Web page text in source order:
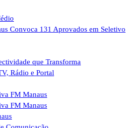
Convoca 131 Aprovados em Seletivo
que Transforma
Rádio e Portal
FM Manaus
FM Manaus